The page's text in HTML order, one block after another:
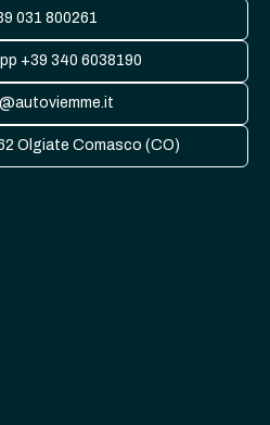
031 800261
+39 340 6038190
Olgiate Comasco (CO)